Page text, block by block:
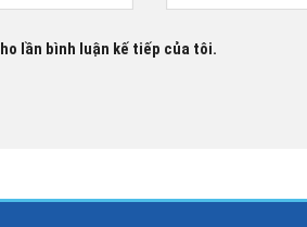
lần bình luận kế tiếp của tôi.